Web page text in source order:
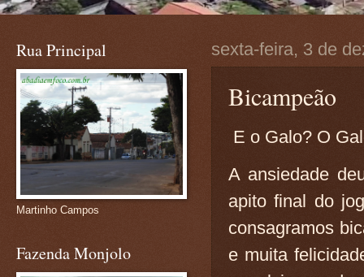
sexta-feira, 3 de
Bicampeão
E o Galo? O
A ansiedade
apito final do
consagramos
e muita
Rua Principal
Martinho Campos
Fazenda Monjolo